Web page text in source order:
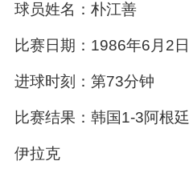
球员姓名：朴江善
比赛日期：1986年6月2日
进球时刻：第73分钟
比赛结果：韩国1-3阿根廷
伊拉克